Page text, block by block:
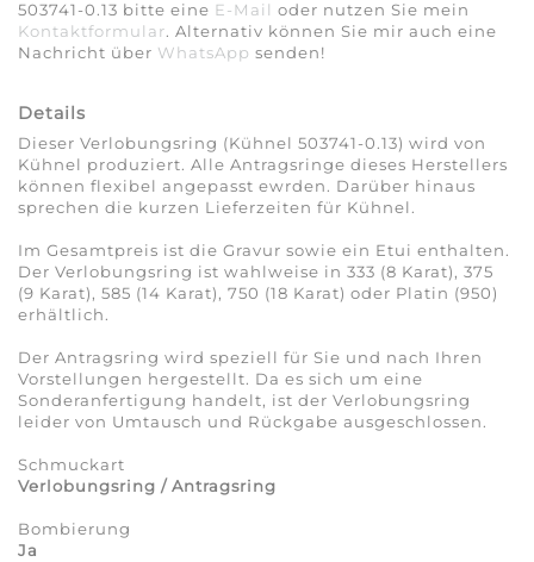
503741-0.13 bitte eine E-Mail oder nutzen Sie mein
Kontaktformular. Alternativ können Sie mir auch eine
Nachricht über WhatsApp senden!
Details
Dieser Verlobungsring (Kühnel 503741-0.13) wird von
Kühnel produziert. Alle Antragsringe dieses Herstellers
können flexibel angepasst ewrden. Darüber hinaus
sprechen die kurzen Lieferzeiten für Kühnel.
Im Gesamtpreis ist die Gravur sowie ein Etui enthalten.
Der Verlobungsring ist wahlweise in 333 (8 Karat), 375
(9 Karat), 585 (14 Karat), 750 (18 Karat) oder Platin (950)
erhältlich.
Der Antragsring wird speziell für Sie und nach Ihren
Vorstellungen hergestellt. Da es sich um eine
Sonderanfertigung handelt, ist der Verlobungsring
leider von Umtausch und Rückgabe ausgeschlossen.
Schmuckart
Verlobungsring / Antragsring
Bombierung
Ja